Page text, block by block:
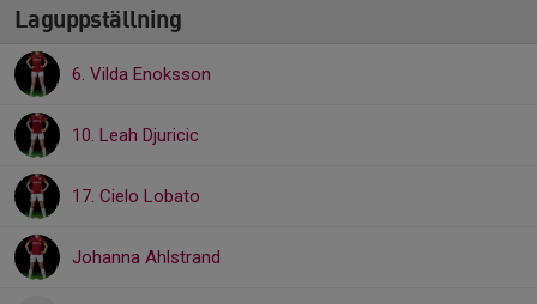
Laguppställning
6. Vilda Enoksson
10. Leah Djuricic
17. Cielo Lobato
Johanna Ahlstrand